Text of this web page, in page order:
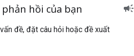
hồi của bạn
đề, đặt câu hỏi hoặc đề xuất
campaign